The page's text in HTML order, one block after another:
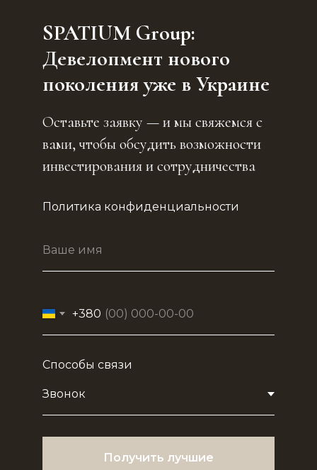
SPATIUM Group:
Девелопмент нового
поколения уже в Украине
Оставьте заявку — и мы свяжемся с
вами, чтобы обсудить возможности
инвестирования и сотрудничества
Политика конфиденциальности
+380
Способы связи
Получить лучшие